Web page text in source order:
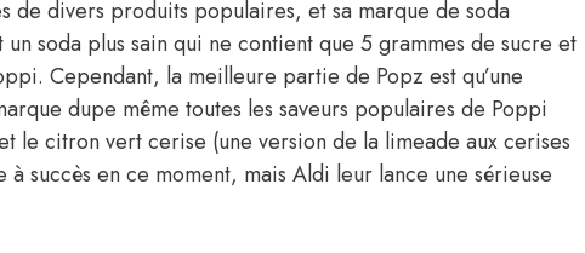
de divers produits populaires, et sa marque de soda
soda plus sain qui ne contient que 5 grammes de sucre et
Cependant, la meilleure partie de Popz est qu’une
dupe même toutes les saveurs populaires de Poppi
le citron vert cerise (une version de la limeade aux cerises
succès en ce moment, mais Aldi leur lance une sérieuse